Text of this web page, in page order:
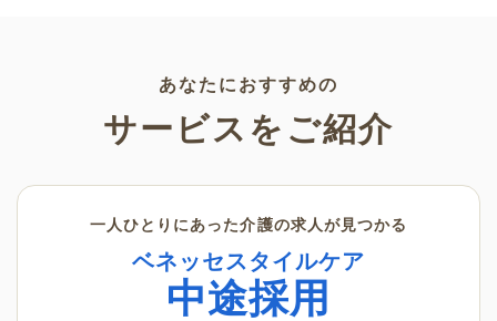
あなたにおすすめの
サービスをご紹介
一人ひとりにあった介護の求人が見つかる
ベネッセスタイルケア
中途採用